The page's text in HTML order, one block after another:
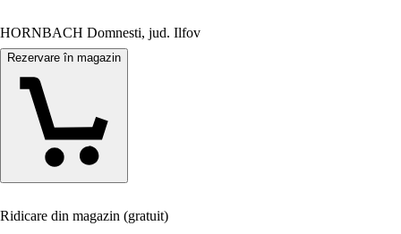
HORNBACH Domnesti, jud. Ilfov
Rezervare în magazin
Ridicare din magazin (gratuit)